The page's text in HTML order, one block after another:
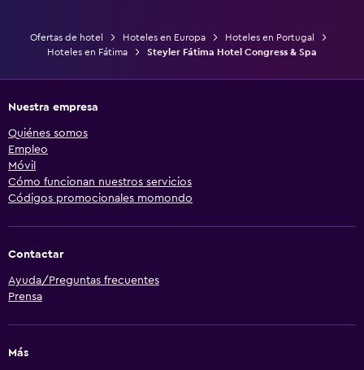
Ofertas de hotel Hoteles en Europa
Hoteles en Portugal
Hoteles en Fátima
Steyler Fátima Hotel Congress & Spa
Nuestra empresa
Quiénes somos
Empleo
Móvil
Cómo funcionan nuestros servicios
Códigos promocionales momondo
Contactar
Ayuda/Preguntas frecuentes
Prensa
Más